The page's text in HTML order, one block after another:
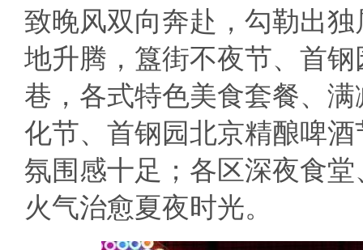
致晚风双向奔赴，勾勒出
地升腾，簋街不夜节、首
巷，各式特色美食套餐、
化节、首钢园北京精酿啤
氛围感十足；各区深夜食
火气治愈夏夜时光。